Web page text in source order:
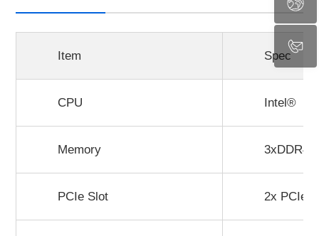
Item Spec
CPU Intel®
Memory 3xDDR4
PCIe Slot 2x PCIe